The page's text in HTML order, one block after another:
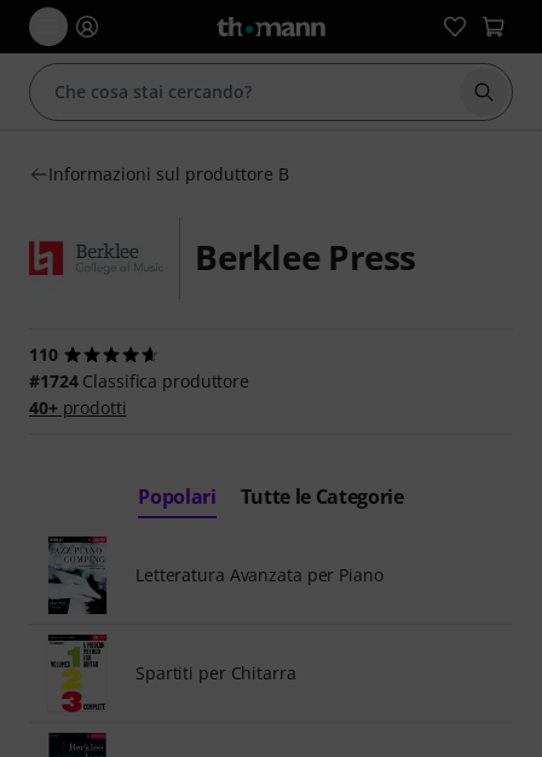
Informazioni sul produttore B
Berklee Press
110
#1724Classifica produttore
40+prodotti
Popolari Tutte le Categorie
Letteratura Avanzata per Piano
Spartiti per Chitarra